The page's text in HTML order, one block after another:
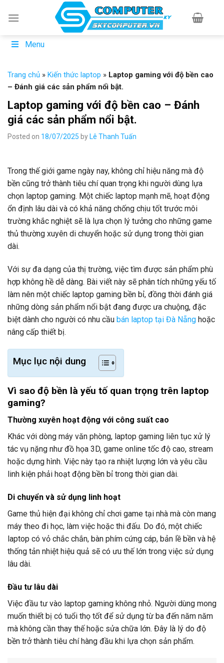
Menu
Trang chủ » Kiến thức laptop » Laptop gaming với độ bền cao
– Đánh giá các sản phẩm nổi bật.
Laptop gaming với độ bền cao – Đánh
giá các sản phẩm nổi bật.
Posted on 18/07/2025 by Lê Thanh Tuấn
Trong thế giới game ngày nay, không chỉ hiệu năng mà độ
bền cũng trở thành tiêu chí quan trọng khi người dùng lựa
chọn laptop gaming. Một chiếc laptop mạnh mẽ, hoạt động
ổn định lâu dài và có khả năng chống chịu tốt trước môi
trường khắc nghiệt sẽ là lựa chọn lý tưởng cho những game
thủ thường xuyên di chuyển hoặc sử dụng trong thời gian
dài.
Với sự đa dạng của thị trường, việc tìm được sản phẩm phù
hợp không hề dễ dàng. Bài viết này sẽ phân tích những yếu tố
làm nên một chiếc laptop gaming bền bỉ, đồng thời đánh giá
những dòng sản phẩm nổi bật đang được ưa chuộng, đặc
biệt dành cho người có nhu cầu bán laptop tại Đà Nẵng hoặc
nâng cấp thiết bị.
Mục lục nội dung
Vì sao độ bền là yếu tố quan trọng trên laptop
gaming?
Thường xuyên hoạt động với công suất cao
Khác với dòng máy văn phòng, laptop gaming liên tục xử lý
tác vụ nặng như đồ họa 3D, game online tốc độ cao, stream
hoặc dựng hình. Việc này tạo ra nhiệt lượng lớn và yêu cầu
linh kiện phải hoạt động bền bỉ trong thời gian dài.
Di chuyển và sử dụng linh hoạt
Game thủ hiện đại không chỉ chơi game tại nhà mà còn mang
máy theo đi học, làm việc hoặc thi đấu. Do đó, một chiếc
laptop có vỏ chắc chắn, bàn phím cứng cáp, bản lề bền và hệ
thống tản nhiệt hiệu quả sẽ có ưu thế lớn trong việc sử dụng
lâu dài.
Đầu tư lâu dài
Việc đầu tư vào laptop gaming không nhỏ. Người dùng mong
muốn thiết bị có tuổi thọ tốt để sử dụng từ ba đến năm năm
mà không cần thay thế hoặc sửa chữa lớn. Đây là lý do độ
bền trở thành tiêu chí hàng đầu khi lựa chọn sản phẩm.